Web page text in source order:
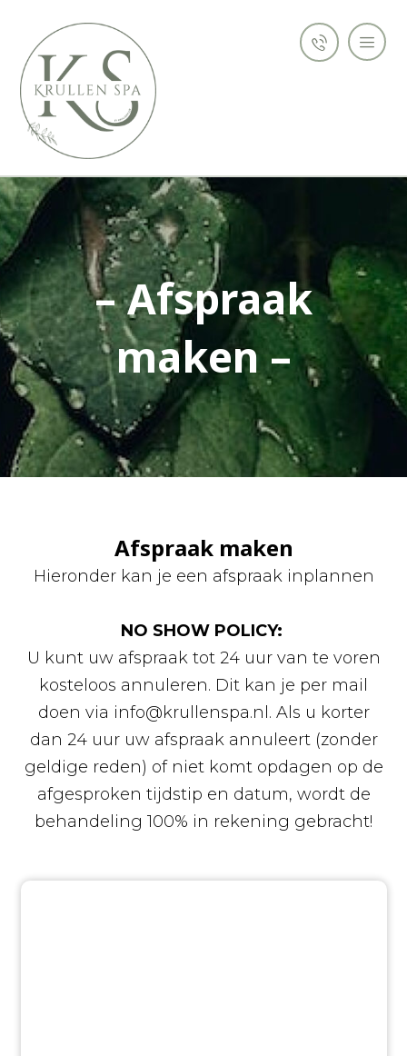
– Afspraak
maken –
Afspraak maken
Hieronder kan je een afspraak inplannen
NO SHOW POLICY:
U kunt uw afspraak tot 24 uur van te voren
kosteloos annuleren. Dit kan je per mail
doen via info@krullenspa.nl. Als u korter
dan 24 uur uw afspraak annuleert (zonder
geldige reden) of niet komt opdagen op de
afgesproken tijdstip en datum, wordt de
behandeling 100% in rekening gebracht!